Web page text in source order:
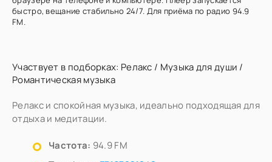
быстро, вещание стабильно 24/7. Для приёма по радио 94.9
FM.
Участвует в подборках: Релакс / Музыка для души /
Романтическая музыка
Релакс и спокойная музыка, идеально подходящая для
отдыха и медитации.
Частота: 94.9 FM